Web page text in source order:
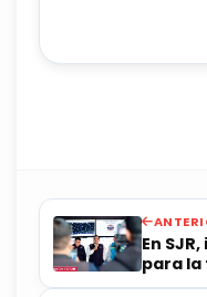
En
para la
2026